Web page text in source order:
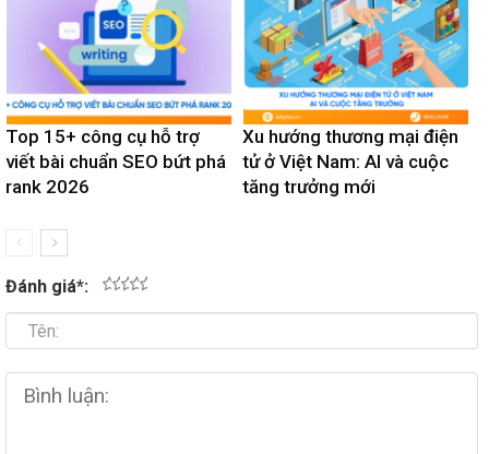
Top 15+ công cụ hỗ trợ
viết bài chuẩn SEO bứt phá
rank 2026
Xu hướng thương mại điện
tử ở Việt Nam: AI và cuộc
tăng trưởng mới
Đánh giá*: